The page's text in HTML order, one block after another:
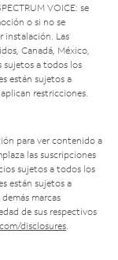
VOICE: se
o si no se
instalación. Las
Canadá, México,
sujetos a todos los
están sujetos a
restricciones.
para ver contenido a
las suscripciones
sujetos a todos los
están sujetos a
marcas
de sus respectivos
disclosures